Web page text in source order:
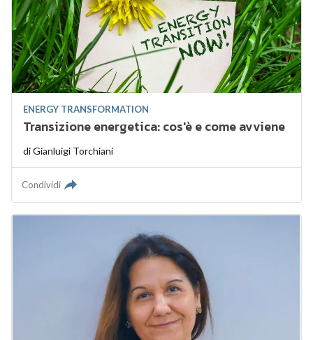
ENERGY TRANSFORMATION
Transizione energetica: cos'è e come avviene
diGianluigi Torchiani
Condividi